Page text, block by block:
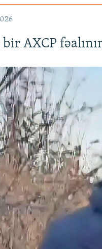
bir AXCP